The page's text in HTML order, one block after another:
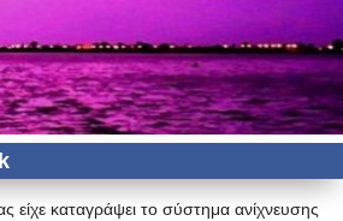
καταγράψει το σύστημα ανίχνευσης